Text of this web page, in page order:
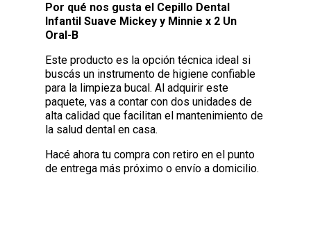
Por qué nos gusta el Cepillo Dental
Infantil Suave Mickey y Minnie x 2 Un
Oral-B
Este producto es la opción técnica ideal si
buscás un instrumento de higiene confiable
para la limpieza bucal. Al adquirir este
paquete, vas a contar con dos unidades de
alta calidad que facilitan el mantenimiento de
la salud dental en casa.
Hacé ahora tu compra con retiro en el punto
de entrega más próximo o envío a domicilio.